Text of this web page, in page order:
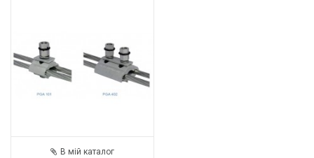
В мій каталог